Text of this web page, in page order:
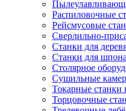
Распиловочные
Рейсмусовые
Сверлильно-
Станки для
Станки для шпона
Столярное
Сушильные
Токарные станки
Торцовочные